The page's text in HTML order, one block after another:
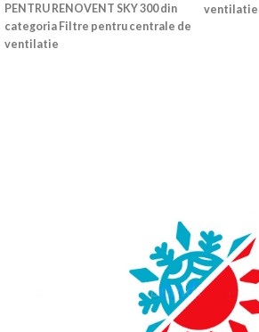
PENTRU RENOVENT SKY 300 din
categoria Filtre pentru centrale de
ventilatie
ventilatie